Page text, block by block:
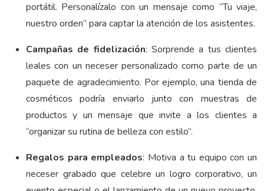
portátil. Personalízalo con un mensaje como “Tu viaje,
nuestro orden” para captar la atención de los asistentes.
Campañas de fidelización: Sorprende a tus clientes
leales con un neceser personalizado como parte de un
paquete de agradecimiento. Por ejemplo, una tienda de
cosméticos podría enviarlo junto con muestras de
productos y un mensaje que invite a los clientes a
“organizar su rutina de belleza con estilo”.
Regalos para empleados: Motiva a tu equipo con un
neceser grabado que celebre un logro corporativo, un